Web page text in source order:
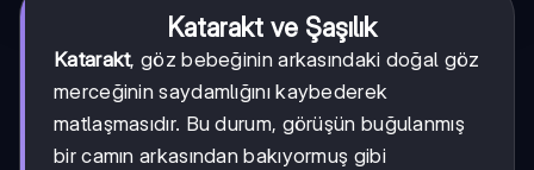
Katarakt ve Şaşılık
Katarakt, göz bebeğinin arkasındaki doğal göz
merceğinin saydamlığını kaybederek
matlaşmasıdır. Bu durum, görüşün buğulanmış
bir camın arkasından bakıyormuş gibi